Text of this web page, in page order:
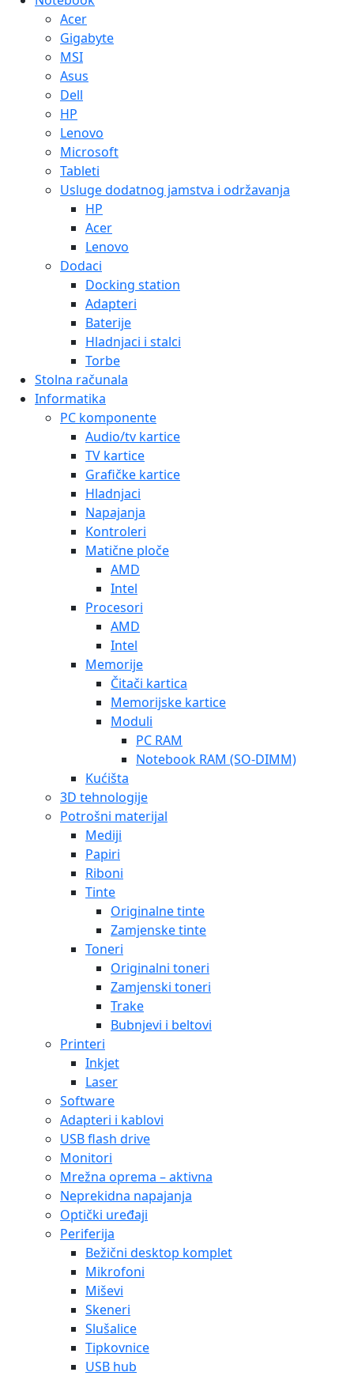
Acer
Gigabyte
MSI
Asus
Dell
HP
Lenovo
Microsoft
Tableti
Usluge dodatnog jamstva i održavanja
HP
Acer
Lenovo
Dodaci
Docking station
Adapteri
Baterije
Hladnjaci i stalci
Torbe
Stolna računala
Informatika
PC komponente
Audio/tv kartice
TV kartice
Grafičke kartice
Hladnjaci
Napajanja
Kontroleri
Matične ploče
AMD
Intel
Procesori
AMD
Intel
Memorije
Čitači kartica
Memorijske kartice
Moduli
PC RAM
Notebook RAM (SO-DIMM)
Kućišta
3D tehnologije
Potrošni materijal
Mediji
Papiri
Riboni
Tinte
Originalne tinte
Zamjenske tinte
Toneri
Originalni toneri
Zamjenski toneri
Trake
Bubnjevi i beltovi
Printeri
Inkjet
Laser
Software
Adapteri i kablovi
USB flash drive
Monitori
Mrežna oprema – aktivna
Neprekidna napajanja
Optički uređaji
Periferija
Bežični desktop komplet
Mikrofoni
Miševi
Skeneri
Slušalice
Tipkovnice
USB hub